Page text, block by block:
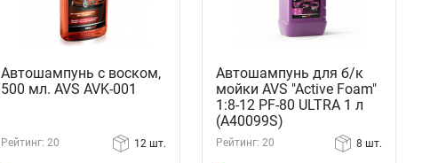
Автошампунь с воском,
500 мл. AVS AVK-001
Рейтинг: 20 12 шт.
Автошампунь для б/к
мойки AVS "Active Foam"
1:8-12 PF-80 ULTRA 1 л
(A40099S)
Рейтинг: 20 8 шт.